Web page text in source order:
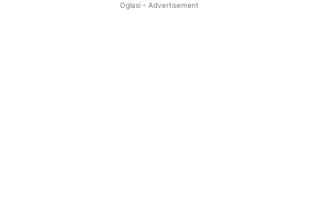
Oglasi - Advertisement